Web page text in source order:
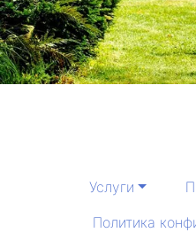
Услуги
Политика